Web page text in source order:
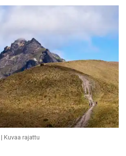
| Kuvaa rajattu